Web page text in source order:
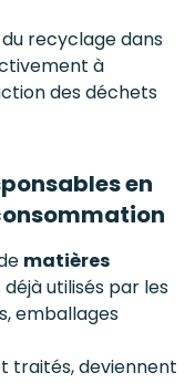
recyclage dans
à
des déchets
en
matières
déjà utilisés par les
emballages
traités, deviennent